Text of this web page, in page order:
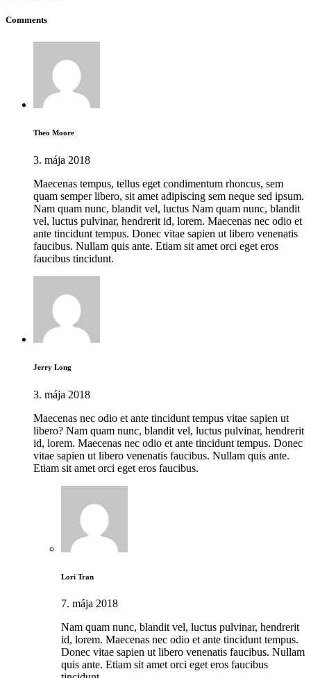
Comments
Theo Moore
3. mája 2018
Maecenas tempus, tellus eget condimentum rhoncus, sem
quam semper libero, sit amet adipiscing sem neque sed ipsum.
Nam quam nunc, blandit vel, luctus Nam quam nunc, blandit
vel, luctus pulvinar, hendrerit id, lorem. Maecenas nec odio et
ante tincidunt tempus. Donec vitae sapien ut libero venenatis
faucibus. Nullam quis ante. Etiam sit amet orci eget eros
faucibus tincidunt.
Jerry Long
3. mája 2018
Maecenas nec odio et ante tincidunt tempus vitae sapien ut
libero? Nam quam nunc, blandit vel, luctus pulvinar, hendrerit
id, lorem. Maecenas nec odio et ante tincidunt tempus. Donec
vitae sapien ut libero venenatis faucibus. Nullam quis ante.
Etiam sit amet orci eget eros faucibus.
Lori Tran
7. mája 2018
Nam quam nunc, blandit vel, luctus pulvinar, hendrerit
id, lorem. Maecenas nec odio et ante tincidunt tempus.
Donec vitae sapien ut libero venenatis faucibus. Nullam
quis ante. Etiam sit amet orci eget eros faucibus